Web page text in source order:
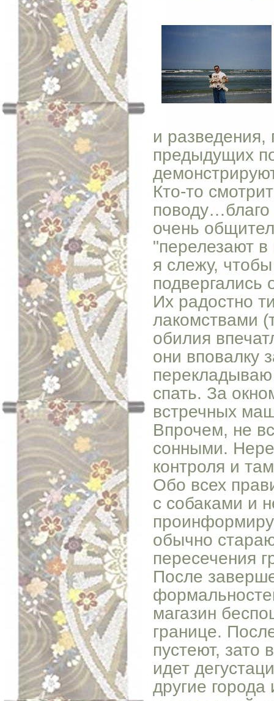
и разведения,
предыдущих
Кто-то
очень
"перелезают в
я слежу,
подвергались
Их радостно
лакомствами
обилия
они вповалку
спать. За
встречных
Впрочем, не
сонными.
контроля и
Обо всех
с собаками и
обычно
пересечения
После
магазин
границе.
пустеют, зато
идет
другие